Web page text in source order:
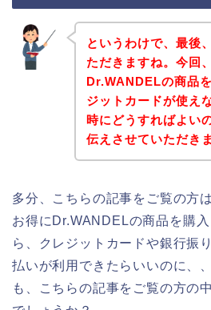
というわけで、最後
ただきますね。今回
Dr.WANDELの商品
ジットカードが使え
時にどうすればよい
伝えさせていただき
多分、こちらの記事をご覧の方
お得にDr.WANDELの商品を購
ら、クレジットカードや銀行振
払いが利用できたらいいのに、
も、こちらの記事をご覧の方の